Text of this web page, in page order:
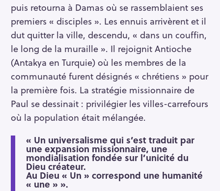
puis retourna à Damas où se rassemblaient ses
premiers « disciples ». Les ennuis arrivèrent et il
dut quitter la ville, descendu, « dans un couffin,
le long de la muraille ». Il rejoignit Antioche
(Antakya en Turquie) où les membres de la
communauté furent désignés « chrétiens » pour
la première fois. La stratégie missionnaire de
Paul se dessinait : privilégier les villes-carrefours
où la population était mélangée.
« Un universalisme qui s’est traduit par
une expansion missionnaire, une
mondialisation fondée sur l’unicité du
Dieu créateur.
Au Dieu « Un » correspond une humanité
« une » ».